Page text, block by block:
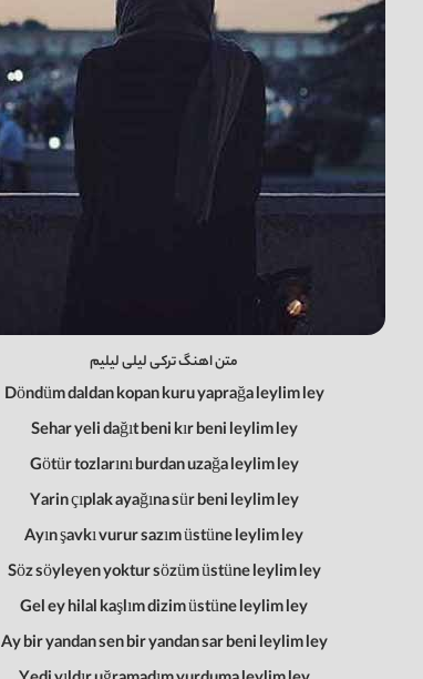
متن اهنگ ترکی لیلی لیلیم
Döndüm daldan kopan kuru yaprağa leylim ley
Sehar yeli dağıt beni kır beni leylim ley
Götür tozlarını burdan uzağa leylim ley
Yarin çıplak ayağına sür beni leylim ley
Ayın şavkı vurur sazım üstüne leylim ley
Söz söyleyen yoktur sözüm üstüne leylim ley
Gel ey hilal kaşlım dizim üstüne leylim ley
Ay bir yandan sen bir yandan sar beni leylim ley